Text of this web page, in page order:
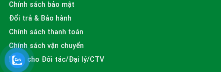
Chính sách bảo mật
Đổi trả & Bảo hành
Chính sách thanh toán
Chính sách vận chuyển
Dành cho Đối tác/Đại lý/CTV